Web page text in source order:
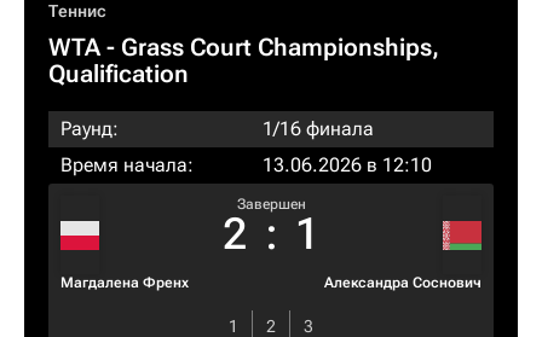
Теннис
WTA- Grass Court Championships,
Qualification
Раунд:
1/16 финала
Время начала:
13.06.2026 в 12:10
Магдалена Френх
Завершен
2 : 1
Александра Соснович
1 2
3